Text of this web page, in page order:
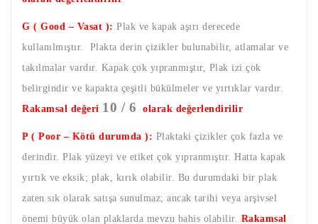
G ( Good – Vasat ): Plak ve kapak aşırı derecede
kullanılmıştır. Plakta derin çizikler bulunabilir, atlamalar ve
takılmalar vardır. Kapak çok yıpranmıştır, Plak izi çok
belirgindir ve kapakta çeşitli bükülmeler ve yırtıklar vardır.
Rakamsal değeri 10 / 6 olarak değerlendirilir
P ( Poor – Kötü durumda ): Plaktaki çizikler çok fazla ve
derindir. Plak yüzeyi ve etiket çok yıpranmıştır. Hatta kapak
yırtık ve eksik; plak, kırık olabilir. Bu durumdaki bir plak
zaten sık olarak satışa sunulmaz; ancak tarihi veya arşivsel
önemi büyük olan plaklarda mevzu bahis olabilir. Rakamsal